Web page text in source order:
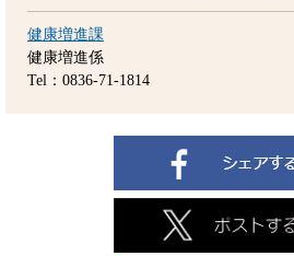
健康増進課
健康増進係
Tel：0836-71-1814